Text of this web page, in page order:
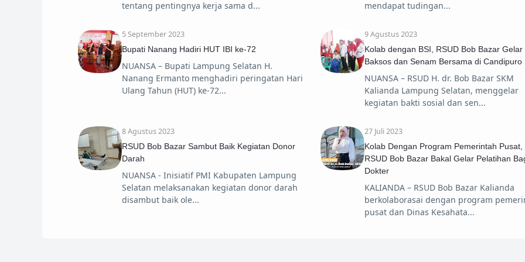
tentang pentingnya kerja sama d
mendapat tudingan
5 September 2023
Bupati Nanang Hadiri HUT IBI ke-72
NUANSA – Bupati Lampung Selatan H.
Nanang Ermanto menghadiri peringatan Hari
Ulang Tahun (HUT) ke-72
9 Agustus 2023
Kolab dengan BSI, RSUD Bob Bazar Gelar
Baksos dan Senam Bersama di Candipuro
NUANSA – RSUD H. dr. Bob Bazar SKM
Kalianda Lampung Selatan, menggelar
kegiatan bakti sosial dan sen
8 Agustus 2023
RSUD Bob Bazar Sambut Baik Kegiatan Donor
Darah
NUANSA - Inisiatif PMI Kabupaten Lampung
Selatan melaksanakan kegiatan donor darah
disambut baik ole
27 Juli 2023
Kolab Dengan Program Pemerintah Pusat,
RSUD Bob Bazar Bakal Gelar Pelatihan
Dokter
KALIANDA – RSUD Bob Bazar Kalianda
berkolaborasai dengan program
pusat dan Dinas Kesahata